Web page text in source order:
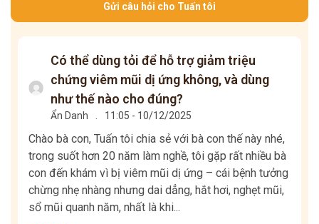
Gửi câu hỏi cho Tuấn tôi
Có thể dùng tỏi để hỗ trợ giảm triệu
chứng viêm mũi dị ứng không, và dùng
như thế nào cho đúng?
Ẩn Danh . 11:05 - 10/12/2025
Chào bà con, Tuấn tôi chia sẻ với bà con thế này nhé,
trong suốt hơn 20 năm làm nghề, tôi gặp rất nhiều bà
con đến khám vì bị viêm mũi dị ứng – cái bệnh tưởng
chừng nhẹ nhàng nhưng dai dẳng, hắt hơi, nghẹt mũi,
sổ mũi quanh năm, nhất là khi...